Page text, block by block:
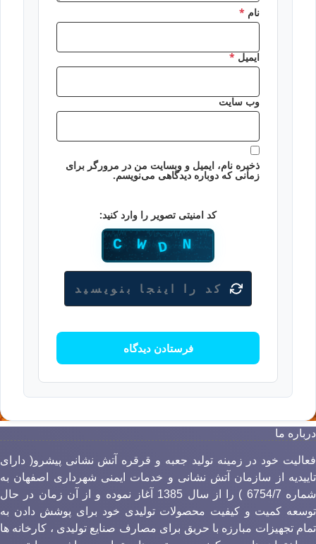
نام *
ایمیل*
وب‌ سایت
ذخیره نام، ایمیل و وبسایت من در مرورگر برای
زمانی که دوباره دیدگاهی می‌نویسم.
کد امنیتی تصویر را وارد کنید:
ما
خود در زمینه تولید جعبه و قرقره آتش نشانی پیشرو( دارای
از سازمان آتش نشانی و خدمات ایمنی شهرداری اصفهان به
شماره 6754/7 ) را از سال 1385 آغاز نموده و از آن زمان در حال
کمیت و کیفیت محصولات تولیدی خود برای پوشش دادن به
تجهیزات مبارزه با حریق برای مصارف صنایع تولیدی ، کارخانه ها